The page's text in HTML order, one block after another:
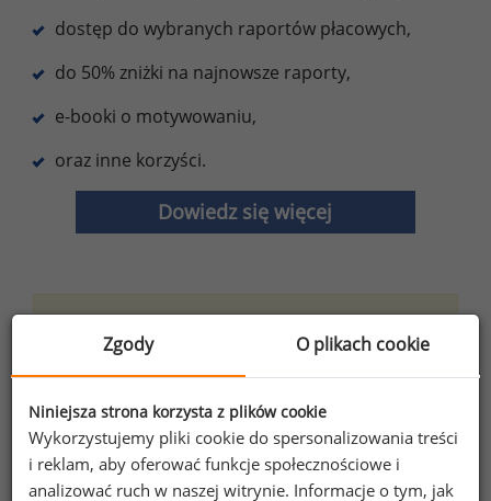
dostęp do wybranych raportów płacowych,
do 50% zniżki na najnowsze raporty,
e-booki o motywowaniu,
oraz inne korzyści.
Dowiedz się więcej
potrzeb!Przetestuj strefę premium.
Chcesz na bieżąco śledzić najnowsze informacje o
wynagrodzeniach?
Zapisz się do newslettera!
Zgody O plikach cookie
Niniejsza strona korzysta z plików cookie
Wykorzystujemy pliki cookie do spersonalizowania treści
i reklam, aby oferować funkcje społecznościowe i
analizować ruch w naszej witrynie. Informacje o tym, jak